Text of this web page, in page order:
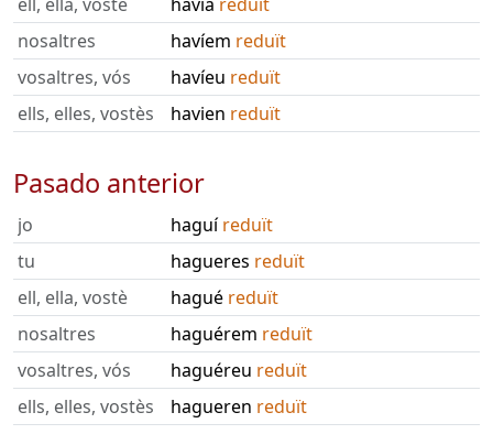
nosaltres
havíem reduït
vosaltres, vós
havíeu reduït
ells, elles, vostès
havien reduït
Pasado anterior
jo haguíreduït
tu
hagueres reduït
ell, ella, vostè
hagué reduït
nosaltres
haguérem reduït
vosaltres, vós
haguéreu reduït
ells, elles, vostès
hagueren reduït